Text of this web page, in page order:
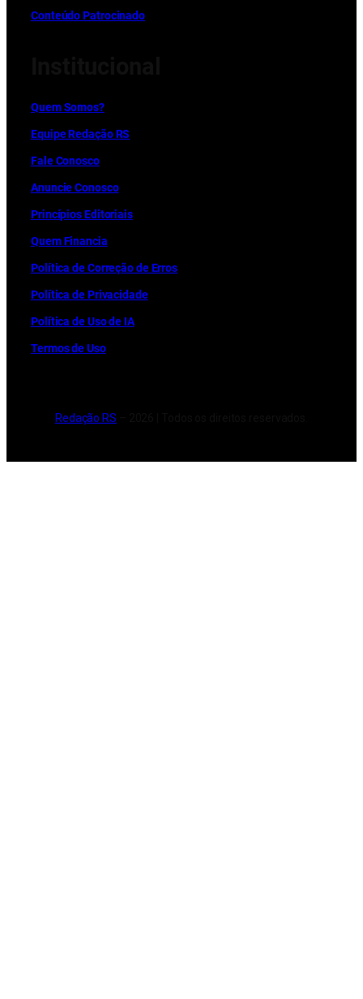
Conteúdo Patrocinado
Quem Somos?
Equipe Redação RS
Fale Conosco
Anuncie Conosco
Princípios Editoriais
Quem Financia
Política de Correção de Erros
Política de Privacidade
Política de Uso de IA
Termos de Uso
Redação RS